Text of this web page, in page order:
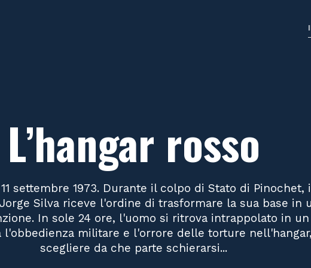
L’hangar rosso
settembre 1973. Durante il colpo di Stato di Pinochet,
Silva riceve l'ordine di trasformare la sua base in
In sole 24 ore, l'uomo si ritrova intrappolato in
l'obbedienza militare e l'orrore delle torture
scegliere da che parte schierarsi...